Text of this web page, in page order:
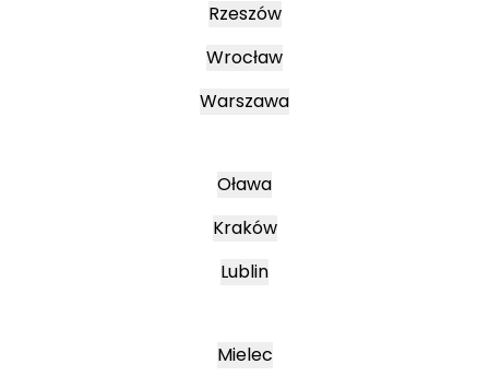
Rzeszów
Wrocław
Warszawa
Oława
Kraków
Lublin
Mielec